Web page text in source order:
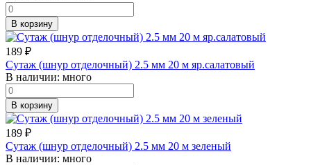
В корзину
189 ₽
Сутаж (шнур отделочный) 2.5 мм 20 м яр.салатовый
В наличии: много
В корзину
189 ₽
Сутаж (шнур отделочный) 2.5 мм 20 м зеленый
В наличии: много